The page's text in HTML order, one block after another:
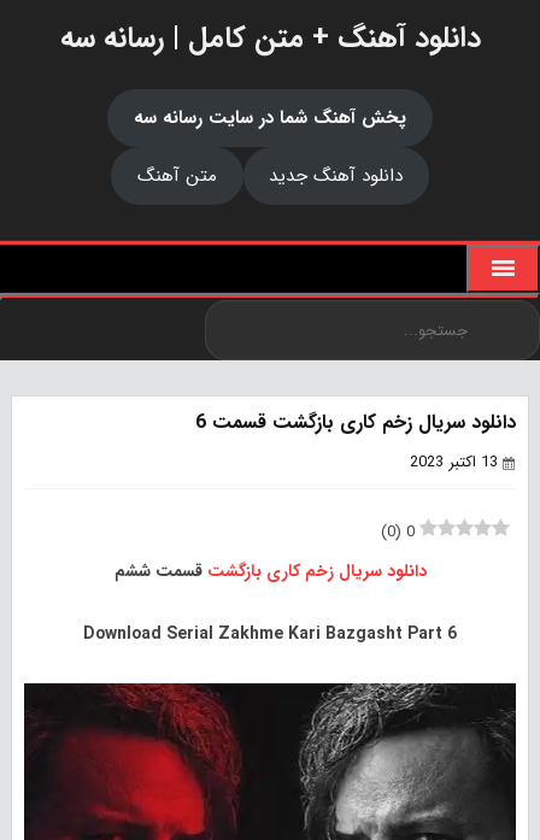
دانلود آهنگ + متن کامل | رسانه سه
پخش آهنگ شما در سایت رسانه سه
دانلود آهنگ جدید
متن آهنگ
دانلود سریال زخم کاری بازگشت قسمت 6
13 اکتبر 2023
0
(
0
)
دانلود سریال زخم کاری بازگشت قسمت ششم
Download Serial Zakhme Kari Bazgasht Part 6